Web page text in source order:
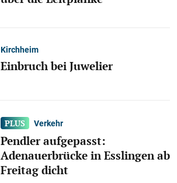
Kirchheim
Einbruch bei Juwelier
Verkehr
Pendler aufgepasst:
Adenauerbrücke in Esslingen ab
Freitag dicht